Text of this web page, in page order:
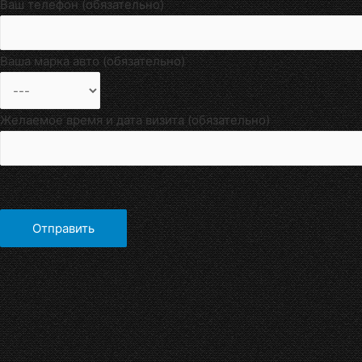
Ваш телефон (обязательно)
Ваша марка авто (обязательно)
Желаемое время и дата визита (обязательно)